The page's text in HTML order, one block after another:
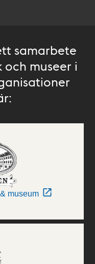
samarbete
museer i
museum